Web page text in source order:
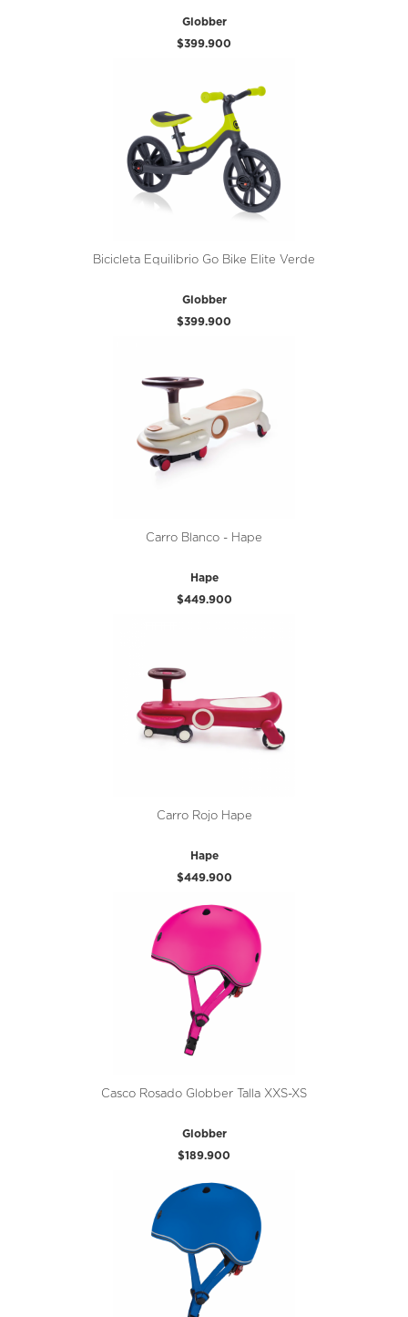
Globber
$399.900
Bicicleta Equilibrio Go Bike Elite Verde
Globber
$399.900
Carro Blanco - Hape
Hape
$449.900
Carro Rojo Hape
Hape
$449.900
Casco Rosado Globber Talla XXS-XS
Globber
$189.900